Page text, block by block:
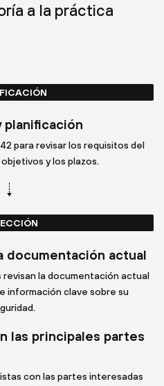
a la práctica
planificación
para revisar los requisitos del
y los plazos.
documentación actual
la documentación actual
información clave sobre su
las principales partes
con las partes interesadas